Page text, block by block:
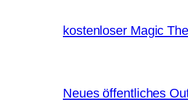
kostenloser Magic
Neues öffentliches